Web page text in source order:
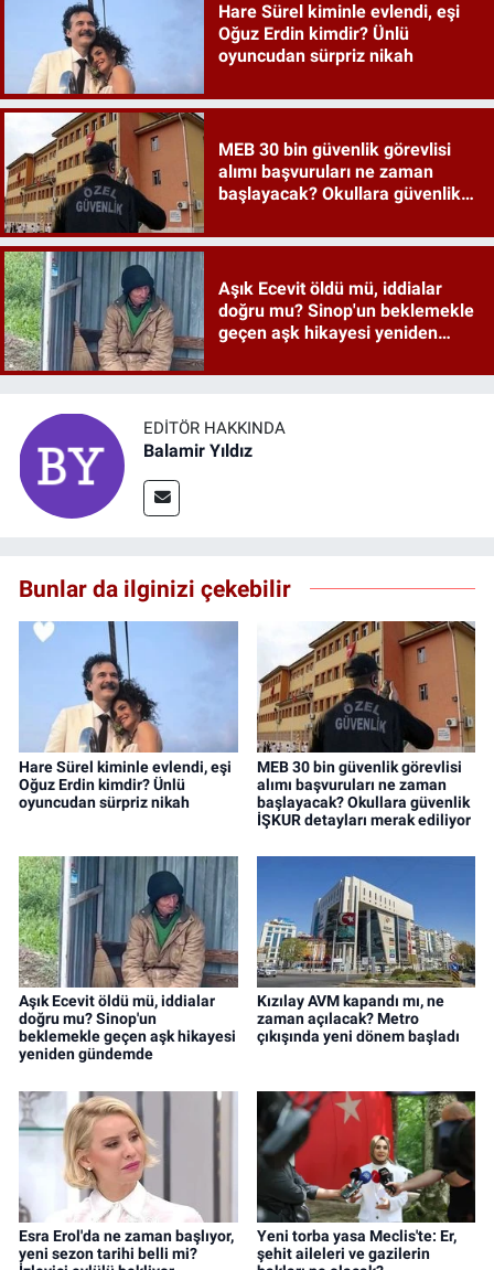
Hare Sürel kiminle evlendi, eşi
Oğuz Erdin kimdir? Ünlü
oyuncudan sürpriz nikah
MEB 30 bin güvenlik görevlisi
alımı başvuruları ne zaman
başlayacak? Okullara güvenlik
Aşık Ecevit öldü mü, iddialar
doğru mu? Sinop'un beklemekle
geçen aşk hikayesi yeniden
EDITÖR HAKKINDA
Balamir Yıldız
Bunlar da ilginizi çekebilir
Hare Sürel kiminle evlendi, eşi
Oğuz Erdin kimdir? Ünlü
oyuncudan sürpriz nikah
MEB 30 bin güvenlik görevlisi
alımı başvuruları ne zaman
başlayacak? Okullara güvenlik
İŞKUR detayları merak ediliyor
Aşık Ecevit öldü mü, iddialar
doğru mu? Sinop'un
beklemekle geçen aşk hikayesi
yeniden gündemde
Kızılay AVM kapandı mı, ne
zaman açılacak? Metro
çıkışında yeni dönem başladı
Esra Erol'da ne zaman başlıyor,
yeni sezon tarihi belli mi?
Yeni torba yasa Meclis'te: Er,
şehit aileleri ve gazilerin